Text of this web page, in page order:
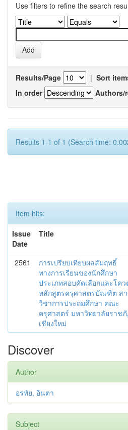
Use filters to refine the search
Results/Page | Sort
In order
Authors/
Results 1-1 of 1 (Search time:
Item hits:
Issue
Date
Title
2561
การเปรียบเทียบผลสัมฤทธิ์
ทางการเรียนของนักศึกษา
ประเภทสอบคัดเลือกและโคว
หลักสูตรครุศาสตรบัณฑิต ส
วิชาการประถมศึกษา คณะ
ครุศาสตร์ มหาวิทยาลัยราช
เชียงใหม่
Discover
Author
อรทัย, อินตา
Subject